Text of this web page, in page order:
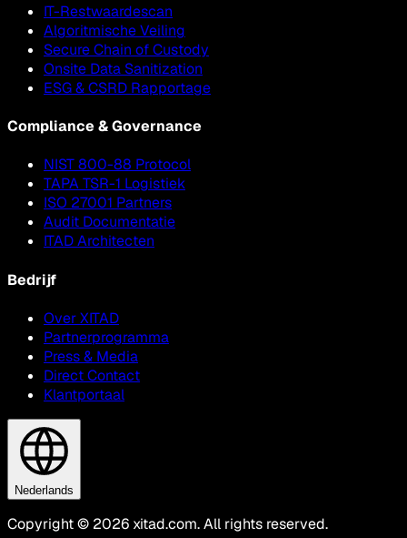
IT-Restwaardescan
Algoritmische Veiling
Secure Chain of Custody
Onsite Data Sanitization
ESG & CSRD Rapportage
Compliance & Governance
NIST 800-88 Protocol
TAPA TSR-1 Logistiek
ISO 27001 Partners
Audit Documentatie
ITAD Architecten
Bedrijf
Over XITAD
Partnerprogramma
Press & Media
Direct Contact
Klantportaal
Nederlands
Copyright © 2026 xitad.com. All rights reserved.